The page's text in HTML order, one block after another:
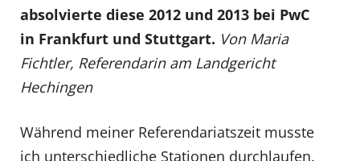
absolvierte diese 2012 und 2013 bei PwC
in Frankfurt und Stuttgart. Von Maria
Fichtler, Referendarin am Landgericht
Hechingen
Während meiner Referendariatszeit musste
ich unterschiedliche Stationen durchlaufen.